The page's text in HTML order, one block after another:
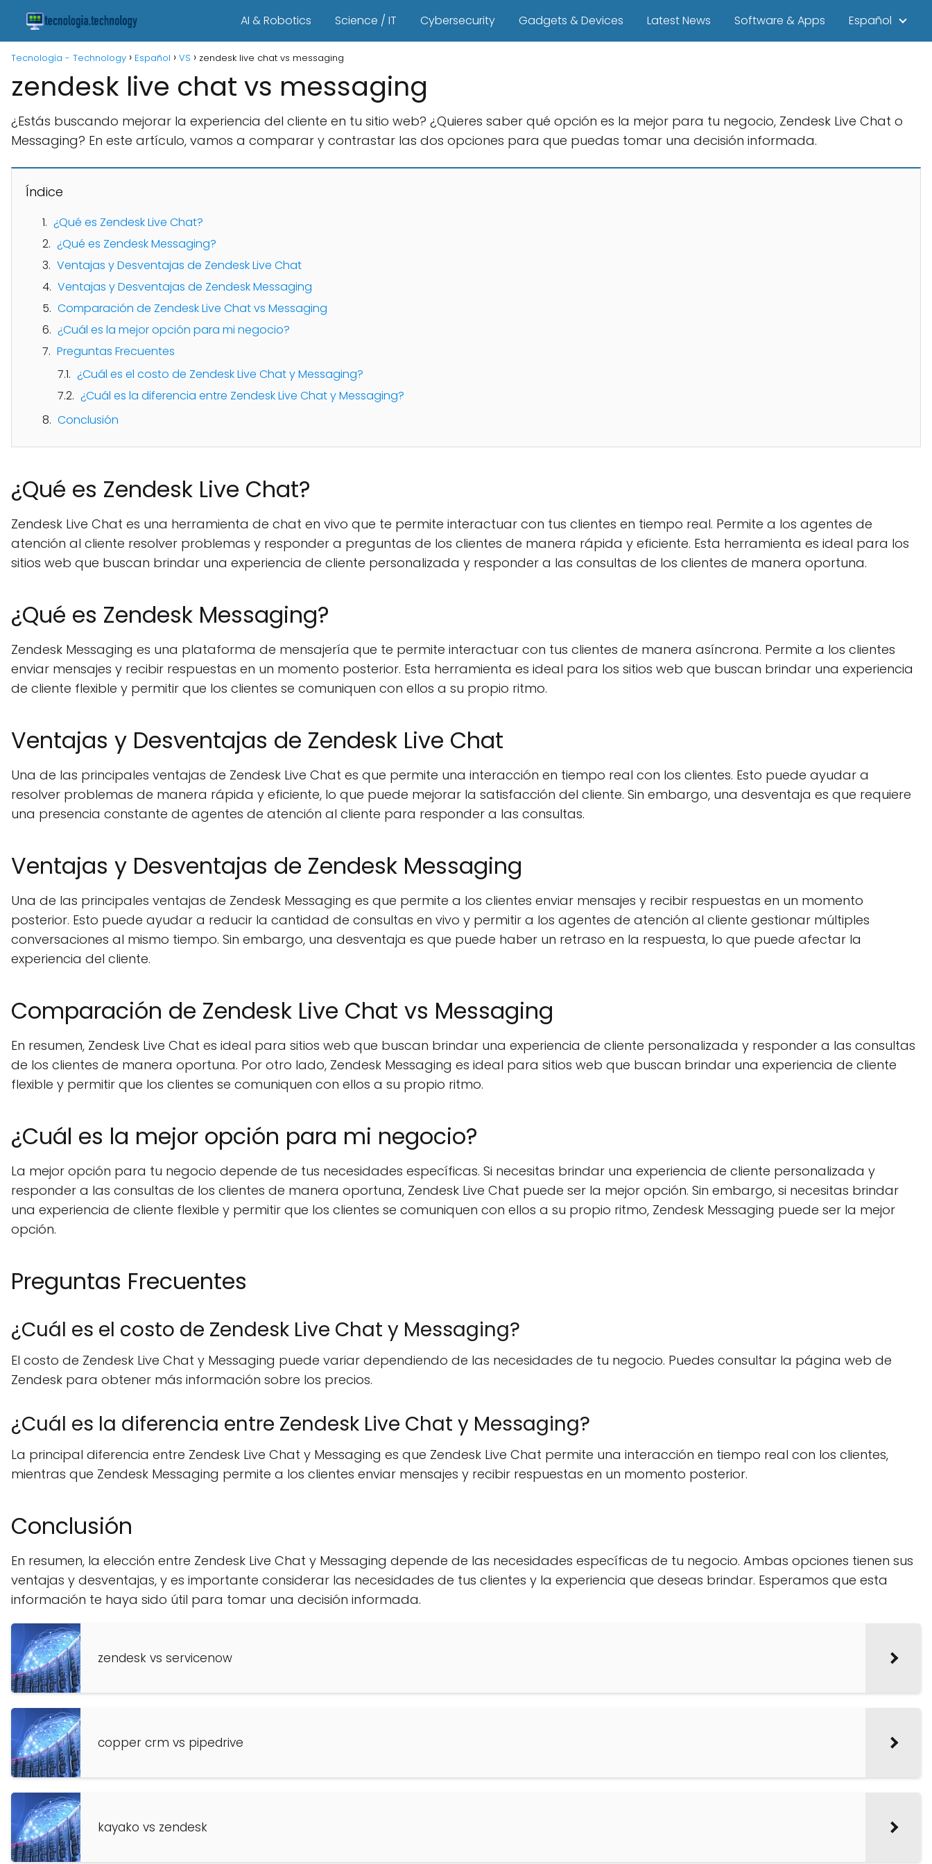
AI & Robotics Science / IT Cybersecurity Gadgets & Devices Latest News Software & Apps Español
Tecnología - Technology Español VS zendesk live chat vs messaging
zendesk live chat vs messaging
¿Estás buscando mejorar la experiencia del cliente en tu sitio web? ¿Quieres saber qué opción es la mejor para tu negocio, Zendesk Live Chat o
Messaging? En este artículo, vamos a comparar y contrastar las dos opciones para que puedas tomar una decisión informada.
Índice
¿Qué es Zendesk Live Chat?
¿Qué es Zendesk Messaging?
Ventajas y Desventajas de Zendesk Live Chat
Ventajas y Desventajas de Zendesk Messaging
Comparación de Zendesk Live Chat vs Messaging
¿Cuál es la mejor opción para mi negocio?
Preguntas Frecuentes
¿Cuál es el costo de Zendesk Live Chat y Messaging?
¿Cuál es la diferencia entre Zendesk Live Chat y Messaging?
Conclusión
¿Qué es Zendesk Live Chat?
Zendesk Live Chat es una herramienta de chat en vivo que te permite interactuar con tus clientes en tiempo real. Permite a los agentes de
atención al cliente resolver problemas y responder a preguntas de los clientes de manera rápida y eficiente. Esta herramienta es ideal para los
sitios web que buscan brindar una experiencia de cliente personalizada y responder a las consultas de los clientes de manera oportuna.
¿Qué es Zendesk Messaging?
Zendesk Messaging es una plataforma de mensajería que te permite interactuar con tus clientes de manera asíncrona. Permite a los clientes
enviar mensajes y recibir respuestas en un momento posterior. Esta herramienta es ideal para los sitios web que buscan brindar una experiencia
de cliente flexible y permitir que los clientes se comuniquen con ellos a su propio ritmo.
Ventajas y Desventajas de Zendesk Live Chat
Una de las principales ventajas de Zendesk Live Chat es que permite una interacción en tiempo real con los clientes. Esto puede ayudar a
resolver problemas de manera rápida y eficiente, lo que puede mejorar la satisfacción del cliente. Sin embargo, una desventaja es que requiere
una presencia constante de agentes de atención al cliente para responder a las consultas.
Ventajas y Desventajas de Zendesk Messaging
Una de las principales ventajas de Zendesk Messaging es que permite a los clientes enviar mensajes y recibir respuestas en un momento
posterior. Esto puede ayudar a reducir la cantidad de consultas en vivo y permitir a los agentes de atención al cliente gestionar múltiples
conversaciones al mismo tiempo. Sin embargo, una desventaja es que puede haber un retraso en la respuesta, lo que puede afectar la
experiencia del cliente.
Comparación de Zendesk Live Chat vs Messaging
En resumen, Zendesk Live Chat es ideal para sitios web que buscan brindar una experiencia de cliente personalizada y responder a las consultas
de los clientes de manera oportuna. Por otro lado, Zendesk Messaging es ideal para sitios web que buscan brindar una experiencia de cliente
flexible y permitir que los clientes se comuniquen con ellos a su propio ritmo.
¿Cuál es la mejor opción para mi negocio?
La mejor opción para tu negocio depende de tus necesidades específicas. Si necesitas brindar una experiencia de cliente personalizada y
responder a las consultas de los clientes de manera oportuna, Zendesk Live Chat puede ser la mejor opción. Sin embargo, si necesitas brindar
una experiencia de cliente flexible y permitir que los clientes se comuniquen con ellos a su propio ritmo, Zendesk Messaging puede ser la mejor
opción.
Preguntas Frecuentes
¿Cuál es el costo de Zendesk Live Chat y Messaging?
El costo de Zendesk Live Chat y Messaging puede variar dependiendo de las necesidades de tu negocio. Puedes consultar la página web de
Zendesk para obtener más información sobre los precios.
¿Cuál es la diferencia entre Zendesk Live Chat y Messaging?
La principal diferencia entre Zendesk Live Chat y Messaging es que Zendesk Live Chat permite una interacción en tiempo real con los clientes,
mientras que Zendesk Messaging permite a los clientes enviar mensajes y recibir respuestas en un momento posterior.
Conclusión
En resumen, la elección entre Zendesk Live Chat y Messaging depende de las necesidades específicas de tu negocio. Ambas opciones tienen sus
ventajas y desventajas, y es importante considerar las necesidades de tus clientes y la experiencia que deseas brindar. Esperamos que esta
información te haya sido útil para tomar una decisión informada.
zendesk vs servicenow
copper crm vs pipedrive
kayako vs zendesk